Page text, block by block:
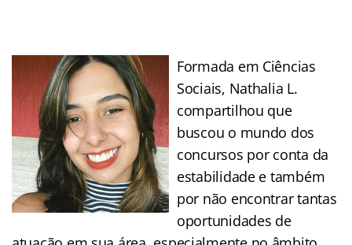
Formada em Ciências
Sociais, Nathalia L.
compartilhou que
buscou o mundo dos
concursos por conta da
estabilidade e também
por não encontrar tantas
oportunidades de